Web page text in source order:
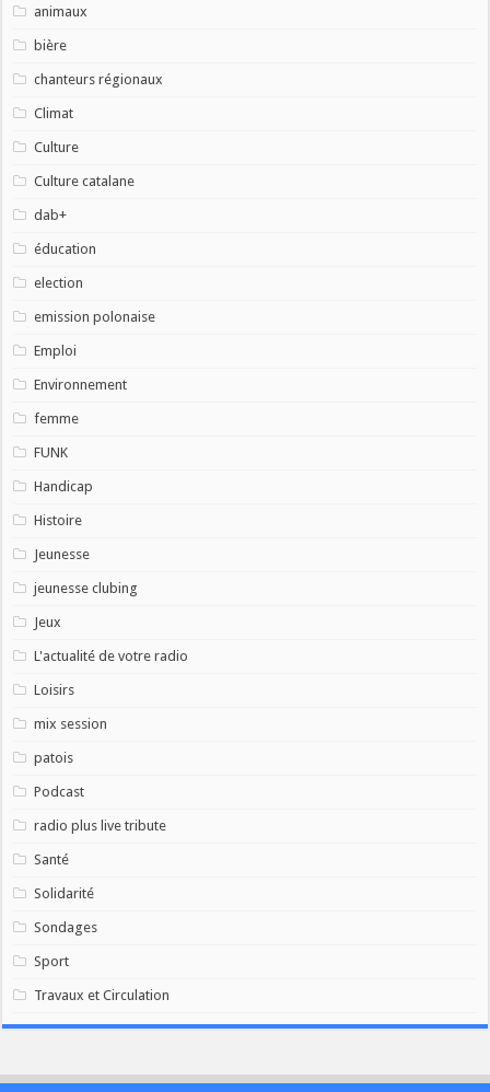
animaux
bière
chanteurs régionaux
Climat
Culture
Culture catalane
dab+
éducation
election
emission polonaise
Emploi
Environnement
femme
FUNK
Handicap
Histoire
Jeunesse
jeunesse clubing
Jeux
L'actualité de votre radio
Loisirs
mix session
patois
Podcast
radio plus live tribute
Santé
Solidarité
Sondages
Sport
Travaux et Circulation